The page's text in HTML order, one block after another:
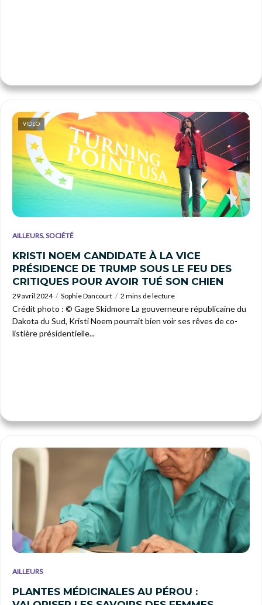
VIDEO
AILLEURS,SOCIÉTÉ
KRISTI NOEM CANDIDATE À LA VICE
PRÉSIDENCE DE TRUMP SOUS LE FEU DES
CRITIQUES POUR AVOIR TUÉ SON CHIEN
29 avril 2024 Sophie Dancourt 2 mins de lecture
Crédit photo : © Gage Skidmore La gouverneure républicaine du
Dakota du Sud, Kristi Noem pourrait bien voir ses rêves de co-
listière présidentielle...
AILLEURS
PLANTES MÉDICINALES AU PÉROU :